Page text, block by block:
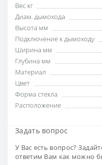
Вес кг
Диам. дымохода
Высота мм
Подключение к дымоходу
Ширина мм
Глубина мм
Материал
Цвет
Форма стекла
Расположение
Задать вопрос
У Вас есть вопрос?
ответим Вам как можно